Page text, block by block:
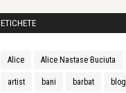
ETICHETE
Alice Alice Nastase Buciuta
artist bani barbat blog